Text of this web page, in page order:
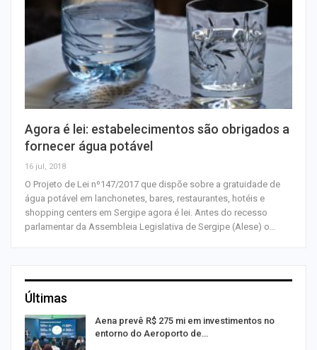
Agora é lei: estabelecimentos são obrigados a
fornecer água potável
16 jul, 2018
O Projeto de Lei nº147/2017 que dispõe sobre a gratuidade de
água potável em lanchonetes, bares, restaurantes, hotéis e
shopping centers em Sergipe agora é lei. Antes do recesso
parlamentar da Assembleia Legislativa de Sergipe (Alese) o…
Últimas
Aena prevê R$ 275 mi em investimentos no
entorno do Aeroporto de…